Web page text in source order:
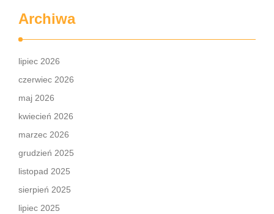
Archiwa
lipiec 2026
czerwiec 2026
maj 2026
kwiecień 2026
marzec 2026
grudzień 2025
listopad 2025
sierpień 2025
lipiec 2025